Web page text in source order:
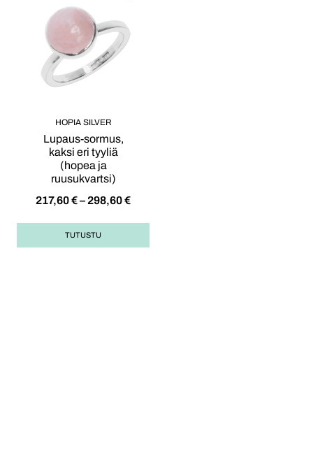
HOPIA SILVER
Lupaus-sormus,
kaksi eri tyyliä
(hopea ja
ruusukvartsi)
217,60€– 298,60€
TUTUSTU